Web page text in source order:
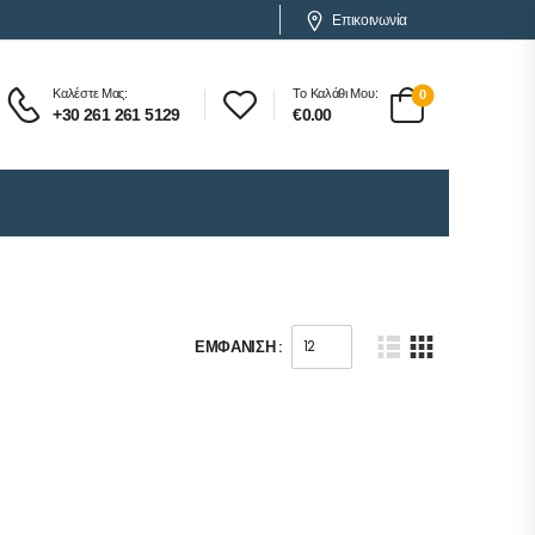
Επικοινωνία
Καλέστε Μας:
+30 261 261 5129
Το Καλάθι Μου:
€0.00
0
ΕΜΦΆΝΙΣΗ :